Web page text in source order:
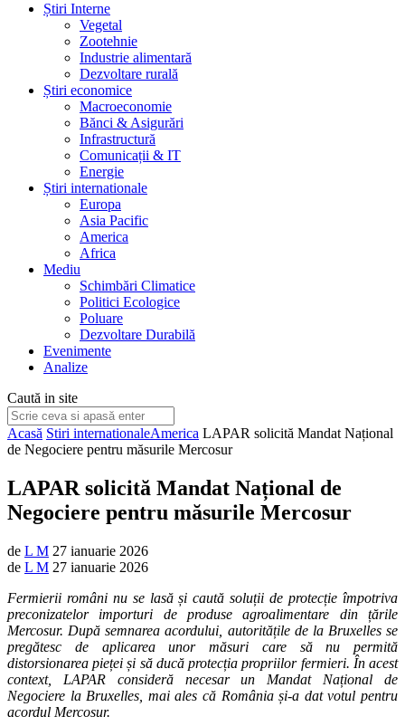
Știri Interne
Vegetal
Zootehnie
Industrie alimentară
Dezvoltare rurală
Știri economice
Macroeconomie
Bănci & Asigurări
Infrastructură
Comunicații & IT
Energie
Știri internationale
Europa
Asia Pacific
America
Africa
Mediu
Schimbări Climatice
Politici Ecologice
Poluare
Dezvoltare Durabilă
Evenimente
Analize
Caută in site
Acasă Stiri internationaleAmerica LAPAR solicită Mandat Național
de Negociere pentru măsurile Mercosur
LAPAR solicită Mandat Național de
Negociere pentru măsurile Mercosur
de L M 27 ianuarie 2026
de L M 27 ianuarie 2026
Fermierii români nu se lasă și caută soluții de protecție împotriva
preconizatelor importuri de produse agroalimentare din țările
Mercosur. După semnarea acordului, autoritățile de la Bruxelles se
pregătesc de aplicarea unor măsuri care să nu permită
distorsionarea pieței și să ducă protecția propriilor fermieri. În acest
context, LAPAR consideră necesar un Mandat Național de
Negociere la Bruxelles, mai ales că România și-a dat votul pentru
acordul Mercosur.